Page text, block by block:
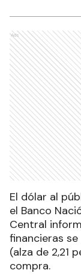
Ads
El dólar al
el Banco
Central
financieras
(alza de 2,21
compra.